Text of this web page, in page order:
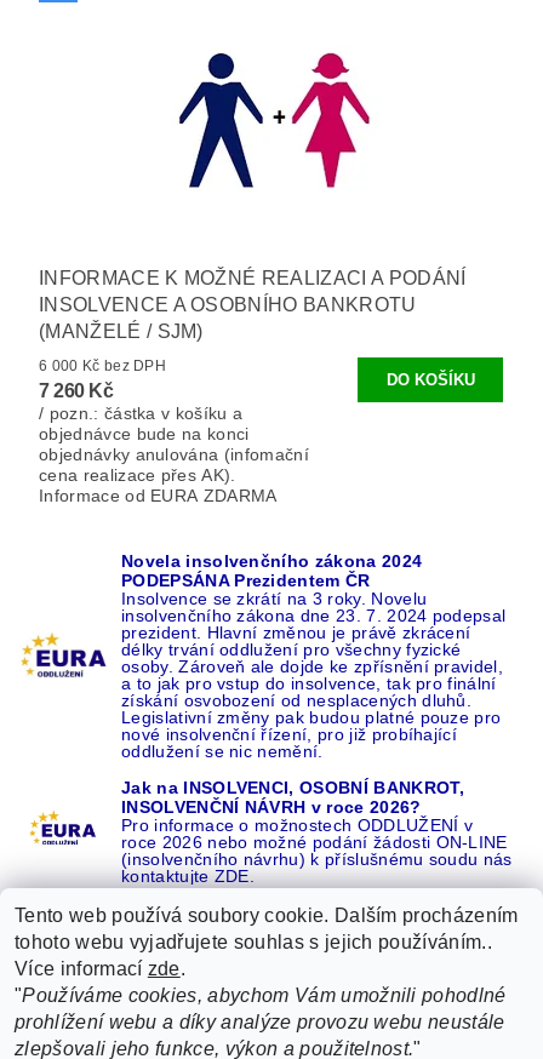
INFORMACE K MOŽNÉ REALIZACI A PODÁNÍ
INSOLVENCE A OSOBNÍHO BANKROTU
(MANŽELÉ / SJM)
6 000 Kč bez DPH
7 260 Kč
/ pozn.: částka v košíku a
objednávce bude na konci
objednávky anulována (infomační
cena realizace přes AK).
Informace od EURA ZDARMA
Novela insolvenčního zákona 2024
PODEPSÁNA Prezidentem ČR
Insolvence se zkrátí na 3 roky. Novelu
insolvenčního zákona dne 23. 7. 2024 podepsal
prezident. Hlavní změnou je právě zkrácení
délky trvání oddlužení pro všechny fyzické
osoby. Zároveň ale dojde ke zpřísnění pravidel,
a to jak pro vstup do insolvence, tak pro finální
získání osvobození od nesplacených dluhů.
Legislativní změny pak budou platné pouze pro
nové insolvenční řízení, pro již probíhající
oddlužení se nic nemění.
Jak na INSOLVENCI, OSOBNÍ BANKROT,
INSOLVENČNÍ NÁVRH v roce 2026?
Pro informace o možnostech ODDLUŽENÍ v
roce 2026 nebo možné podání žádosti ON-LINE
(insolvenčního návrhu) k příslušnému soudu nás
kontaktujte ZDE.
Recenze o NÁS na GOOGLE 16 let REFERENCÍ v celé ČR |
Recenze o NÁS na SEZNAMU |
ŽÁDEJTE život BEZ DLUHŮ nebo EXEKUCÍ ZDE
Tento web používá soubory cookie. Dalším procházením
tohoto webu vyjadřujete souhlas s jejich používáním..
Více informací zde.
"Používáme cookies, abychom Vám umožnili pohodlné
prohlížení webu a díky analýze provozu webu neustále
zlepšovali jeho funkce, výkon a použitelnost."